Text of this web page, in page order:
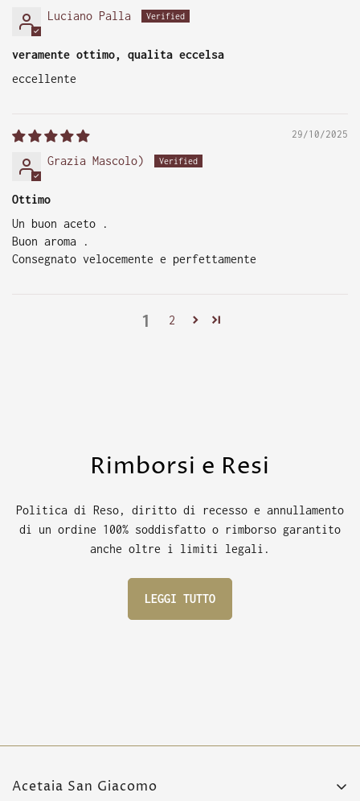
Luciano Palla
veramente ottimo, qualita eccelsa
eccellente
29/10/2025
Grazia Mascolo)
Ottimo
Un buon aceto .
Buon aroma .
Consegnato velocemente e perfettamente
1 2
Rimborsi e Resi
Politica di Reso, diritto di recesso e annullamento
di un ordine 100% soddisfatto o rimborso garantito
anche oltre i limiti legali.
LEGGI TUTTO
Acetaia San Giacomo